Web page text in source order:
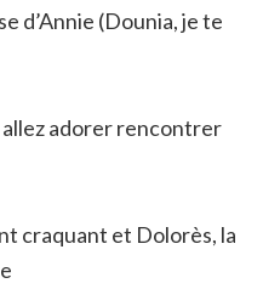
d’Annie (Dounia, je te
allez adorer rencontrer
craquant et Dolorès, la